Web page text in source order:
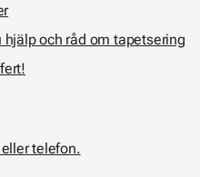
hjälp och råd om tapetsering
telefon.